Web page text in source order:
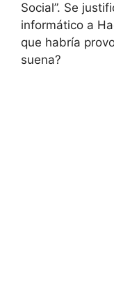
Social”. Se
informático a
que habría
suena?